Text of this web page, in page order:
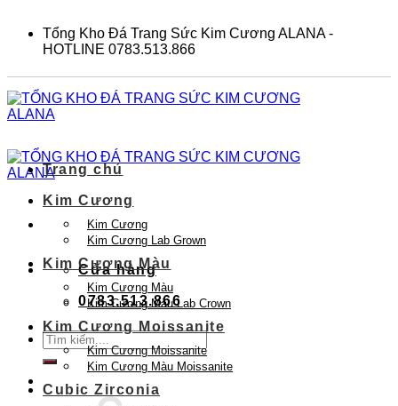
content
Tổng Kho Đá Trang Sức Kim Cương ALANA -
HOTLINE 0783.513.866
Cửa hàng
0783.513.866
Tìm
kiếm:
Trang chủ
Kim Cương
Kim Cương
Kim Cương Lab Grown
Kim Cương Màu
Kim Cương Màu
Kim Cương Màu Lab Crown
Kim Cương Moissanite
Kim Cương Moissanite
Kim Cương Màu Moissanite
Cubic Zirconia